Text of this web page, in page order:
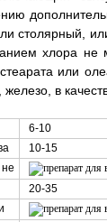
столярный,
хлора не
или
в
6-10
10-15
20-35